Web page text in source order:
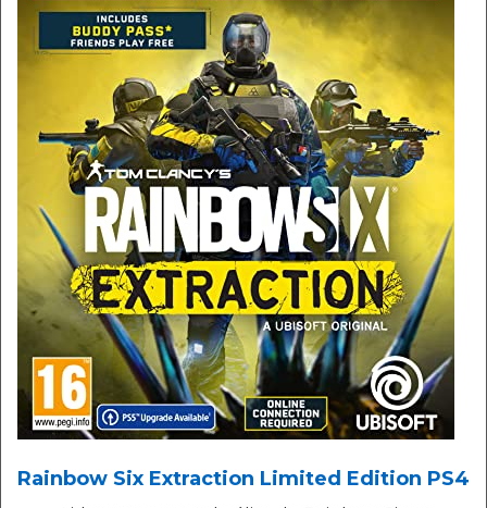
Rainbow Six Extraction Limited Edition PS4